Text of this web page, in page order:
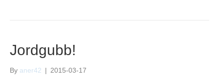
Jordgubb!
By aner42 | 2015-03-17